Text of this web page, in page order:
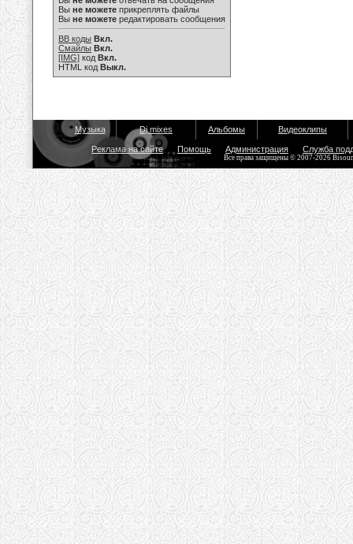
Вы не можете прикреплять файлы
Вы не можете редактировать сообщения
BB коды Вкл.
Смайлы Вкл.
[IMG] код Вкл.
HTML код Выкл.
Музыка Dj mixes Альбомы Видеоклипы
Реклама на сайте Помощь Администрация Служба
Все права защищены © 2007-2026